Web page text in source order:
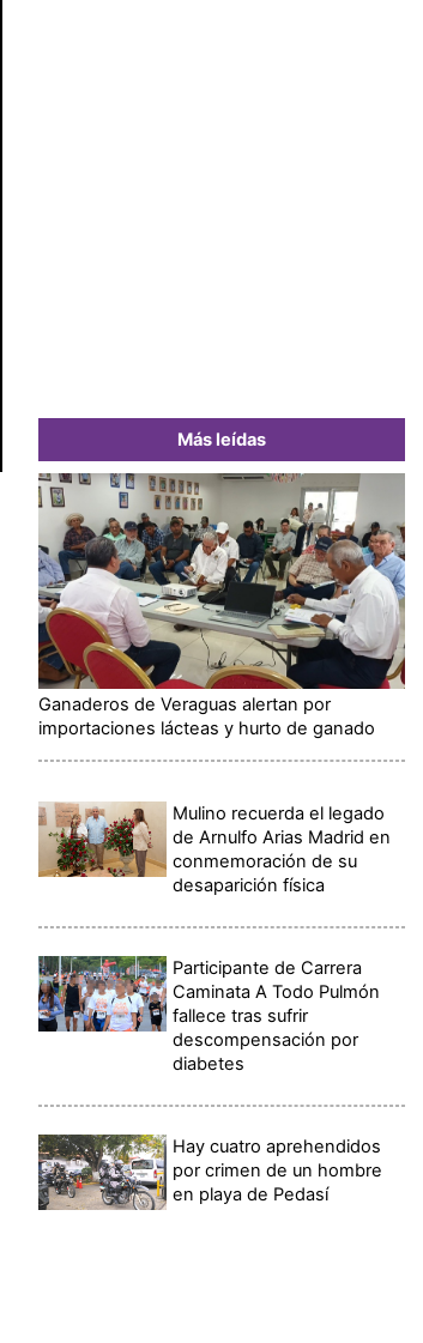
Más leídas
Ganaderos de Veraguas alertan por
importaciones lácteas y hurto de ganado
Mulino recuerda el legado
de Arnulfo Arias Madrid en
conmemoración de su
desaparición física
Participante de Carrera
Caminata A Todo Pulmón
fallece tras sufrir
descompensación por
diabetes
Hay cuatro aprehendidos
por crimen de un hombre
en playa de Pedasí